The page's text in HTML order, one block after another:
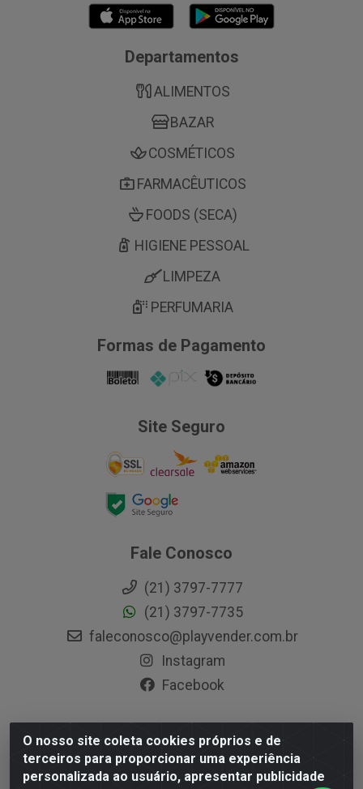
O nosso site coleta cookies próprios e de
terceiros para proporcionar uma experiência
personalizada ao usuário, apresentar publicidade
Departamentos
ALIMENTOS
BAZAR
COSMÉTICOS
FARMACÊUTICOS
FOODS (SECA)
HIGIENE PESSOAL
LIMPEZA
PERFUMARIA
Formas de Pagamento
Site Seguro
Fale Conosco
(21) 3797-7777
(21) 3797-7735
faleconosco@playvender.com.br
Instagram
Facebook
Playvender Distribuidora - Avenida Ana Dantas, 183-
Xerém - Duque de Caxias / RJ - CEP 25250-415 - CNPJ
05.762.204/0001-83